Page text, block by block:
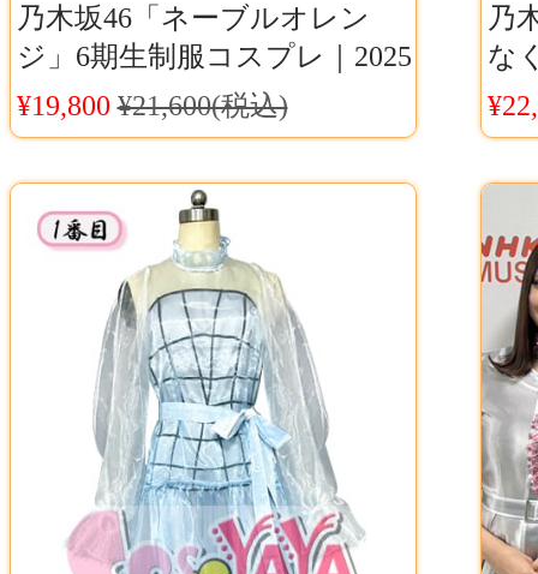
乃木坂46「ネーブルオレン
ジ」6期生制服コスプレ｜2025
春スペシャル衣装｜浅カーキ
色クラシカル制服再現
¥19,800¥21,600(税込)
乃
な
レ
ー
シ